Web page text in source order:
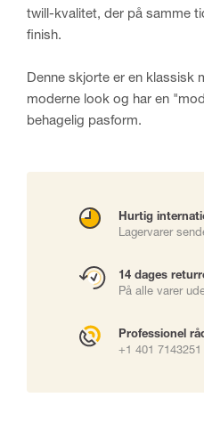
twill-kvalitet, der på samme
finish.
Denne skjorte er en klassisk
moderne look og har en
behagelig pasform.
Hurtig
Lagervarer
14 dages
På alle varer
Professionel
+1 401 7143251